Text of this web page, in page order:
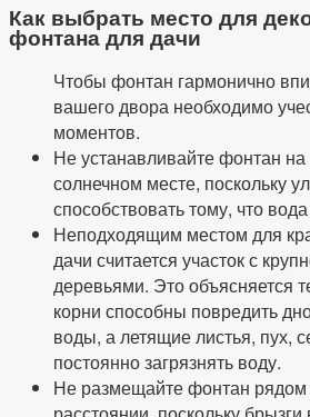
Как выбрать место для
фонтана для дачи
Чтобы фонтан гармонично
вашего двора необходимо
моментов.
Не устанавливайте фонтан
солнечном месте, поскольку
способствовать тому, что
Неподходящим местом для
дачи считается участок с
деревьями. Это объясняется
корни способны повредить
воды, а летящие листья, пух,
постоянно загрязнять воду.
Не размещайте фонтан рядом